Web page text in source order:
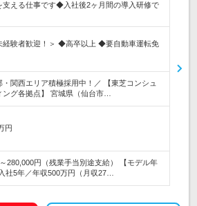
支える仕事です◆入社後2ヶ月間の導入研修で
経験者歓迎！＞ ◆高卒以上 ◆要自動車運転免
・関西エリア積極採用中！／ 【東芝コンシュ
ング各拠点】 宮城県（仙台市…
円
280,000円（残業手当別途支給） 【モデル年
社5年／年収500万円（月収27…